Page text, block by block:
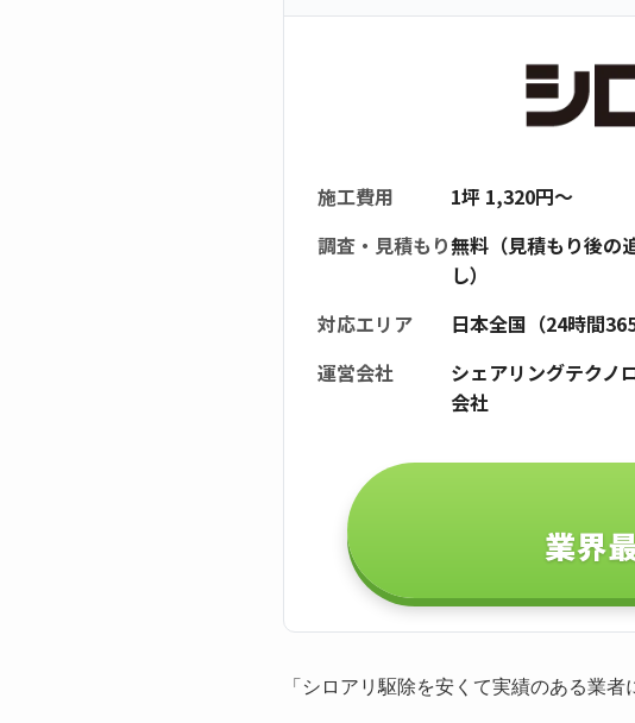
施工費用
1坪 1,320円〜
調査・見積もり無料（見積もり後の
し）
対応エリア
日本全国（24時間365
運営会社
シェアリングテクノ
会社
業界
「シロアリ駆除を安くて実績のある業者